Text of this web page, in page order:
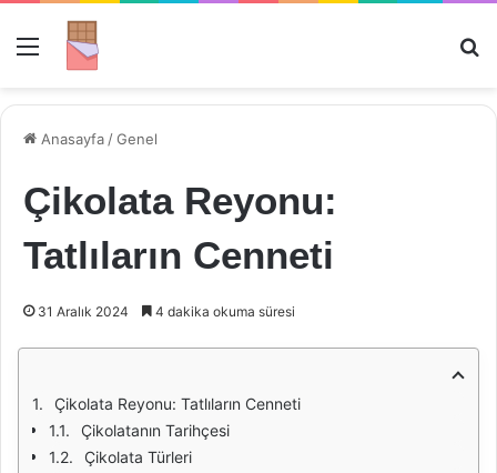
Menü
Anasayfa /Genel
Çikolata Reyonu:
Tatlıların Cenneti
31 Aralık 2024 4 dakika okuma süresi
Çikolata Reyonu: Tatlıların Cenneti
Çikolatanın Tarihçesi
Çikolata Türleri